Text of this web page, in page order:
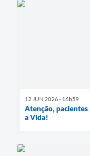
12 JUN 2026 - 16h59
Atenção,
a Vida!